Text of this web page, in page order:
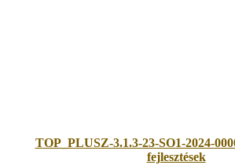
TOP_PLUSZ-3.1.3-23-SO1-2024-
fejlesztések